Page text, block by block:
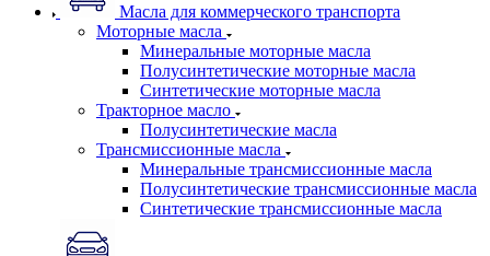
Масла для коммерческого транспорта
Моторные масла
Минеральные моторные масла
Полусинтетические моторные масла
Синтетические моторные масла
Тракторное масло
Полусинтетические масла
Трансмиссионные масла
Минеральные трансмиссионные масла
Полусинтетические трансмиссионные масла
Синтетические трансмиссионные масла